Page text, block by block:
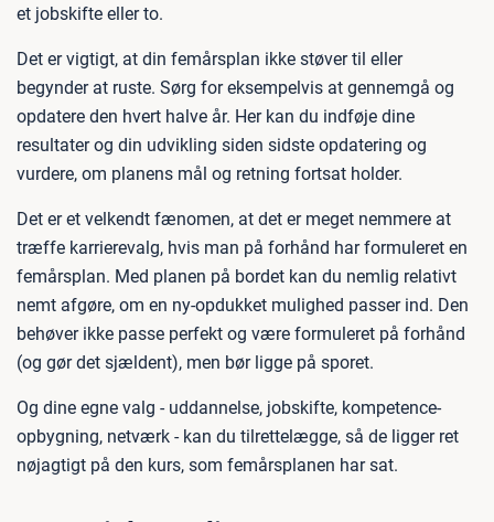
et jobskifte eller to.
Det er vigtigt, at din femårsplan ikke støver til eller
begynder at ruste. Sørg for eksempelvis at gennemgå og
opdatere den hvert halve år. Her kan du indføje dine
resultater og din udvikling siden sidste opdatering og
vurdere, om planens mål og retning fortsat holder.
Det er et velkendt fænomen, at det er meget nemmere at
træffe karrierevalg, hvis man på forhånd har formuleret en
femårsplan. Med planen på bordet kan du nemlig relativt
nemt afgøre, om en ny-opdukket mulighed passer ind. Den
behøver ikke passe perfekt og være formuleret på forhånd
(og gør det sjældent), men bør ligge på sporet.
Og dine egne valg - uddannelse, jobskifte, kompetence-
opbygning, netværk - kan du tilrettelægge, så de ligger ret
nøjagtigt på den kurs, som femårsplanen har sat.